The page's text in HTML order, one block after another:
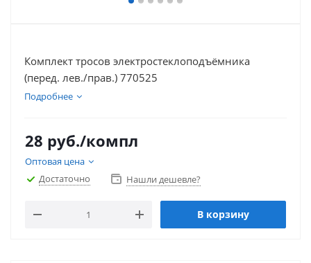
Комплект тросов электростеклоподъёмника
(перед. лев./прав.) 770525
Подробнее
28 руб./компл
Оптовая цена
Достаточно
Нашли дешевле?
В корзину